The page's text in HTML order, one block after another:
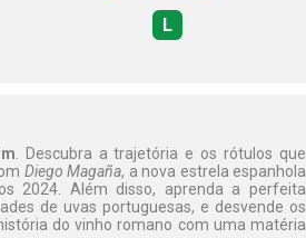
L
. Descubra a trajetória e os rótulos que
Diego Magaña, a nova estrela espanhola
2024. Além disso, aprenda a perfeita
de uvas portuguesas, e desvende os
do vinho romano com uma matéria